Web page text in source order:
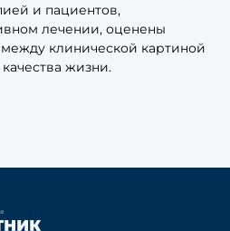
и пациентов,
лечении, оценены
клинической картиной
жизни.